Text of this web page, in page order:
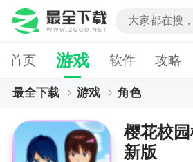
首页 游戏 软件 攻略
最全下载 游戏 角色
樱花校园模拟器2023最新版
樱花校
新版